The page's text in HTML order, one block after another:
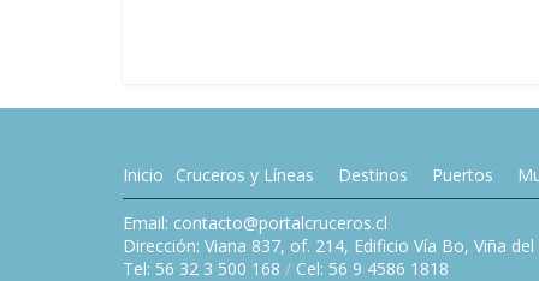
Inicio Cruceros y Líneas Destinos Puertos
Email: contacto@portalcruceros.cl
Dirección: Viana 837, of. 214, Edificio Vía Bo, Viña
Tel: 56 32 3 500 168 / Cel: 56 9 4586 1818